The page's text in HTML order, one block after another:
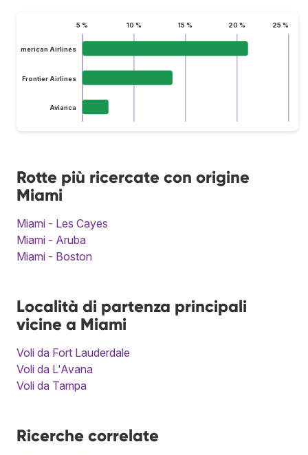
5 % 10 % 15 % 20 % 25 %
American Airlines
Frontier Airlines
Avianca
Rotte più ricercate con origine
Miami
Miami - Les Cayes
Miami - Aruba
Miami - Boston
Località di partenza principali
vicine a Miami
Voli da Fort Lauderdale
Voli da L'Avana
Voli da Tampa
Ricerche correlate